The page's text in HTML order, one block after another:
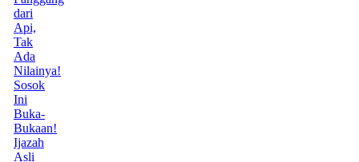
dari
Api,
Tak
Ada
Nilainya!
Sosok
Ini
Buka-
Bukaan!
Ijazah
Asli